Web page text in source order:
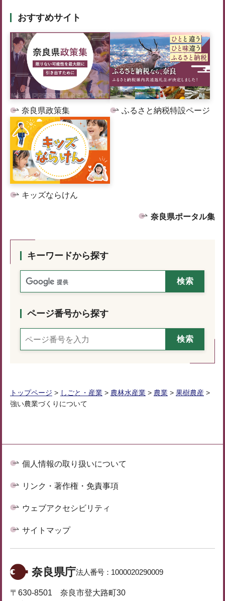
おすすめサイト
奈良県政策集 ふるさと納税特設ページ
キッズならけん
奈良県ポータル集
キーワードから探す
ページ番号から探す
トップページ > しごと・産業 > 農林水産業 > 農業 > 果樹農産 >
強い農業づくりについて
個人情報の取り扱いについて
リンク・著作権・免責事項
ウェブアクセシビリティ
サイトマップ
奈良県庁法人番号： 1000020290009
〒630-8501 奈良市登大路町30